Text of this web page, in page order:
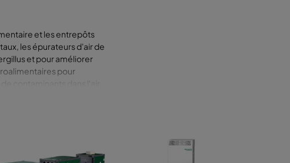
et les entrepôts
les épurateurs d'air de
et pour améliorer
pour
contaminants dans l'air,
essentiel au bon
les épurateurs
la satisfaction des
sur vos produits et vous